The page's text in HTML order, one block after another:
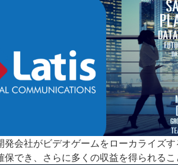
発会社がビデオゲームをローカライズ
保でき、さらに多くの収益を得られるこ